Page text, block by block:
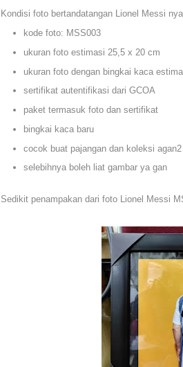
Kondisi foto bertandatangan Lionel Messi
kode foto: MSS003
ukuran foto estimasi 25,5 x 20 cm
ukuran foto dengan bingkai kaca
sertifikat autentifikasi dari GCOA
paket termasuk foto dan sertifikat
bingkai kaca baru
cocok buat pajangan dan koleksi
selebihnya boleh liat gambar ya gan
Sedikit penampakan dari foto Lionel Messi